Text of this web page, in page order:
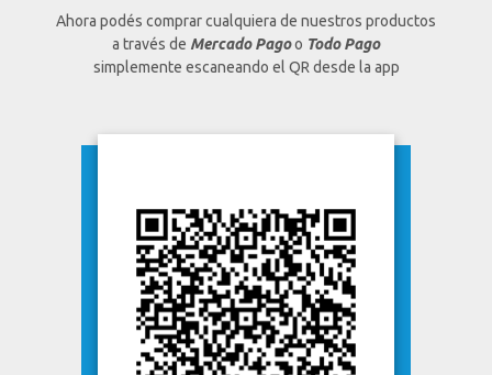
Ahora podés comprar cualquiera de nuestros productos
a través de Mercado Pagoo Todo Pago
simplemente escaneando el QR desde la app